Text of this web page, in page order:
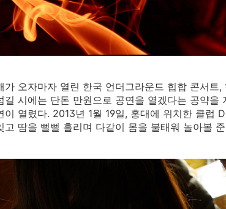
가 오자마자 열린 한국 언더그라운드 힙합 콘서트,
길 시에는 단돈 만원으로 공연을 열겠다는 공약
이 열렸다. 2013년 1월 19일, 홍대에 위치한 클럽
고 땀을 뻘뻘 흘리며 다같이 몸을 불태워 놀아볼